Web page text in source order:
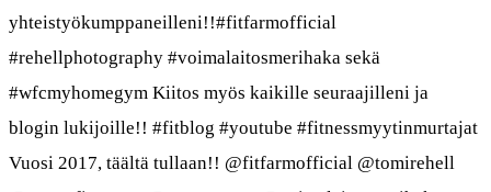
yhteistyökumppaneilleni!!#fitfarmofficial
#rehellphotography #voimalaitosmerihaka sekä
#wfcmyhomegym Kiitos myös kaikille seuraajilleni ja
blogin lukijoille!! #fitblog #youtube #fitnessmyytinmurtajat
Vuosi 2017, täältä tullaan!! @fitfarmofficial @tomirehell